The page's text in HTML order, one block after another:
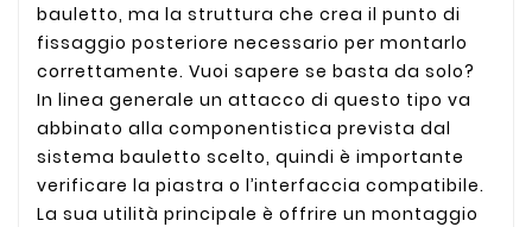
bauletto, ma la struttura che crea il punto di
fissaggio posteriore necessario per montarlo
correttamente. Vuoi sapere se basta da solo?
In linea generale un attacco di questo tipo va
abbinato alla componentistica prevista dal
sistema bauletto scelto, quindi è importante
verificare la piastra o l’interfaccia compatibile.
La sua utilità principale è offrire un montaggio